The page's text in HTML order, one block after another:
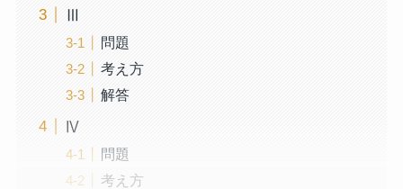
Ⅲ
問題
考え方
解答
Ⅳ
問題
考え方